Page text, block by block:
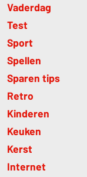
Vaderdag
Test
Sport
Spellen
Sparen tips
Retro
Kinderen
Keuken
Kerst
Internet